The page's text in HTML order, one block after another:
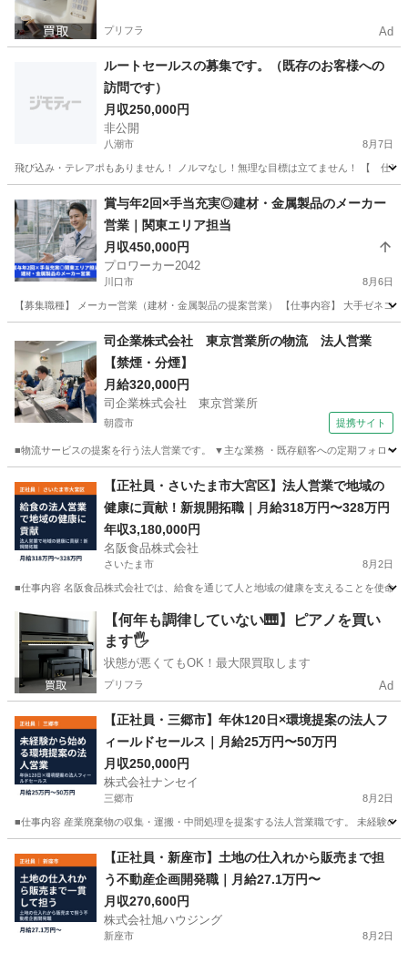
プリフラ Ad
ルートセールスの募集です。（既存のお客様への
訪問です）
月収250,000円
非公開
八潮市 8月7日
飛び込み・テレアポもありません！ ノルマなし！無理な目標は立てません！ 【 仕
ルートセールス 退職金
賞与年2回×手当充実◎建材・金属製品のメーカー
営業｜関東エリア担当
月収450,000円
プロワーカー2042
川口市 8月6日
【募集職種】 メーカー営業（建材・金属製品の提案営業） 【仕事内容】 大手ゼネコ
その他 業務
司企業株式会社 東京営業所の物流 法人営業
【禁煙・分煙】
月給320,000円
司企業株式会社 東京営業所
朝霞市 提携サイト
■物流サービスの提案を行う法人営業です。 ▼主な業務 ・既存顧客への定期フォロー
代理店営業
【正社員・さいたま市大宮区】法人営業で地域の
健康に貢献！新規開拓職｜月給318万円〜328万円
年収3,180,000円
名阪食品株式会社
さいたま市 8月2日
■仕事内容 名阪食品株式会社では、給食を通じて人と地域の健康を支えることを使命
埼玉 さいたま市 営業 業務
【何年も調律していない🎹】ピアノを買い
ます🖐️
状態が悪くてもOK！最大限買取します
プリフラ Ad
【正社員・三郷市】年休120日×環境提案の法人フ
ィールドセールス｜月給25万円〜50万円
月収250,000円
株式会社ナンセイ
三郷市 8月2日
■仕事内容 産業廃棄物の収集・運搬・中間処理を提案する法人営業職です。 未経験
営業 未経験
【正社員・新座市】土地の仕入れから販売まで担
う不動産企画開発職｜月給27.1万円〜
月収270,600円
株式会社旭ハウジング
新座市 8月2日